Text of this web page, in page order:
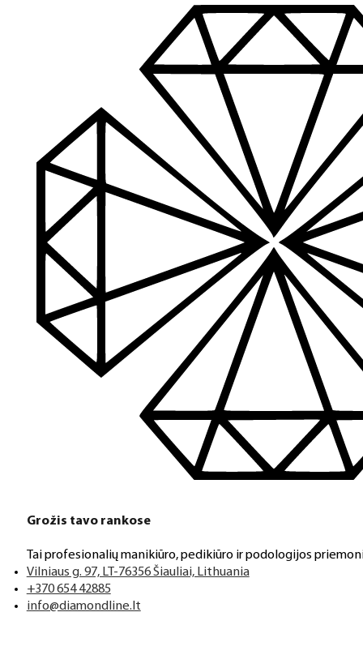
Grožis tavo rankose
Tai profesionalių manikiūro, pedikiūro ir podologijos
Vilniaus g. 97, LT-76356 Šiauliai, Lithuania
+370 654 42885
info@diamondline.lt